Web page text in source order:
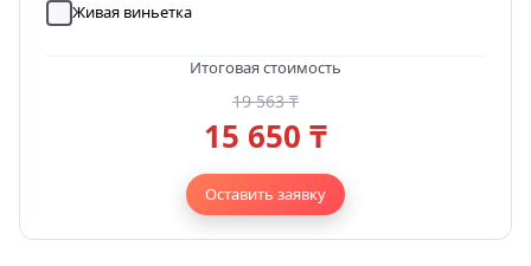
Живая виньетка
Итоговая стоимость
19 563 ₸
15 650 ₸
Оставить заявку